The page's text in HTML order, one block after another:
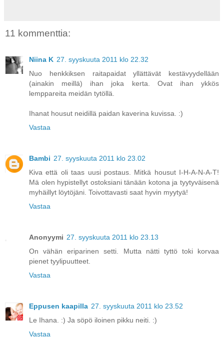
11 kommenttia:
Niina K 27. syyskuuta 2011 klo 22.32
Nuo henkkiksen raitapaidat yllättävät kestävyydellään
(ainakin meillä) ihan joka kerta. Ovat ihan ykkös
lemppareita meidän tytöllä.
Ihanat housut neidillä paidan kaverina kuvissa. :)
Vastaa
Bambi 27. syyskuuta 2011 klo 23.02
Kiva että oli taas uusi postaus. Mitkä housut I-H-A-N-A-T!
Mä olen hypistellyt ostoksiani tänään kotona ja tyytyväisenä
myhäillyt löytöjäni. Toivottavasti saat hyvin myytyä!
Vastaa
Anonyymi 27. syyskuuta 2011 klo 23.13
On vähän eriparinen setti. Mutta nätti tyttö toki korvaa
pienet tyylipuutteet.
Vastaa
Eppusen kaapilla 27. syyskuuta 2011 klo 23.52
Le Ihana. :) Ja söpö iloinen pikku neiti. :)
Vastaa